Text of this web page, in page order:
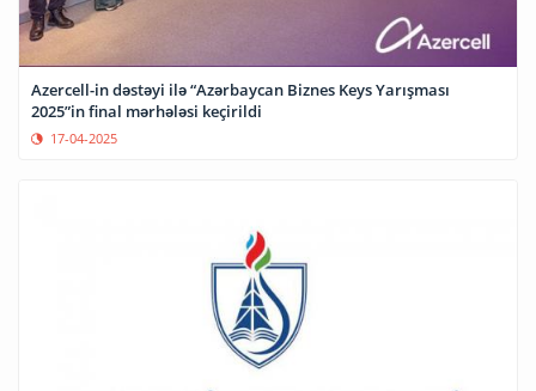
Azercell-in dəstəyi ilə “Azərbaycan Biznes Keys Yarışması
2025”in final mərhələsi keçirildi
17-04-2025